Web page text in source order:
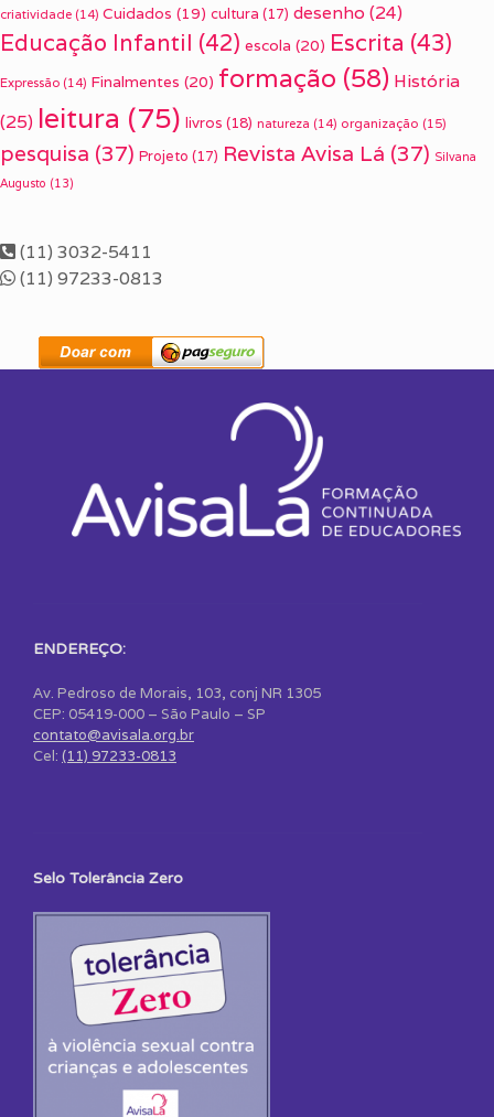
criatividade (14) Cuidados (19) cultura (17) desenho (24)
Educação Infantil (42) escola (20) Escrita (43)
Expressão (14) Finalmentes (20) formação (58) História
(25) leitura (75) livros (18) natureza (14) organização (15)
pesquisa (37) Projeto (17) Revista Avisa Lá (37) Silvana
Augusto (13)
(11) 3032-5411
(11) 97233-0813
ENDEREÇO:
Av. Pedroso de Morais, 103, conj NR 1305
CEP: 05419-000 – São Paulo – SP
contato@avisala.org.br
Cel: (11) 97233-0813
Selo Tolerância Zero